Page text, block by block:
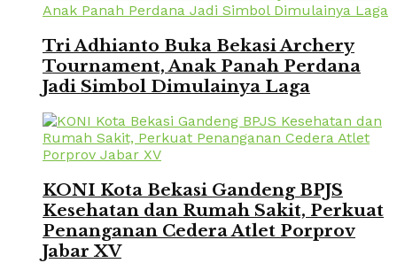
Tri Adhianto Buka Bekasi Archery
Tournament, Anak Panah Perdana
Jadi Simbol Dimulainya Laga
KONI Kota Bekasi Gandeng BPJS
Kesehatan dan Rumah Sakit, Perkuat
Penanganan Cedera Atlet Porprov
Jabar XV